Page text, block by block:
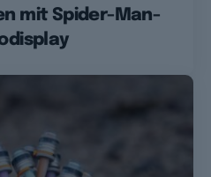
mit Spider-Man-